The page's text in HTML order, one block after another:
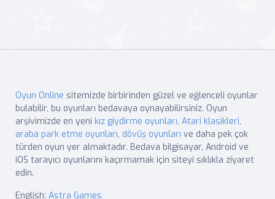
Oyun Online sitemizde birbirinden güzel ve eğlenceli oyunlar
bulabilir, bu oyunları bedavaya oynayabilirsiniz. Oyun
arşivimizde en yeni kız giydirme oyunları, Atari klasikleri,
araba park etme oyunları, dövüş oyunları ve daha pek çok
türden oyun yer almaktadır. Bedava bilgisayar, Android ve
iOS tarayıcı oyunlarını kaçırmamak için siteyi sıklıkla ziyaret
edin.
English: Astra Games